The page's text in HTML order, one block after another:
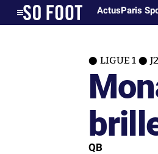
ActusParis
LIGUE 1
QB